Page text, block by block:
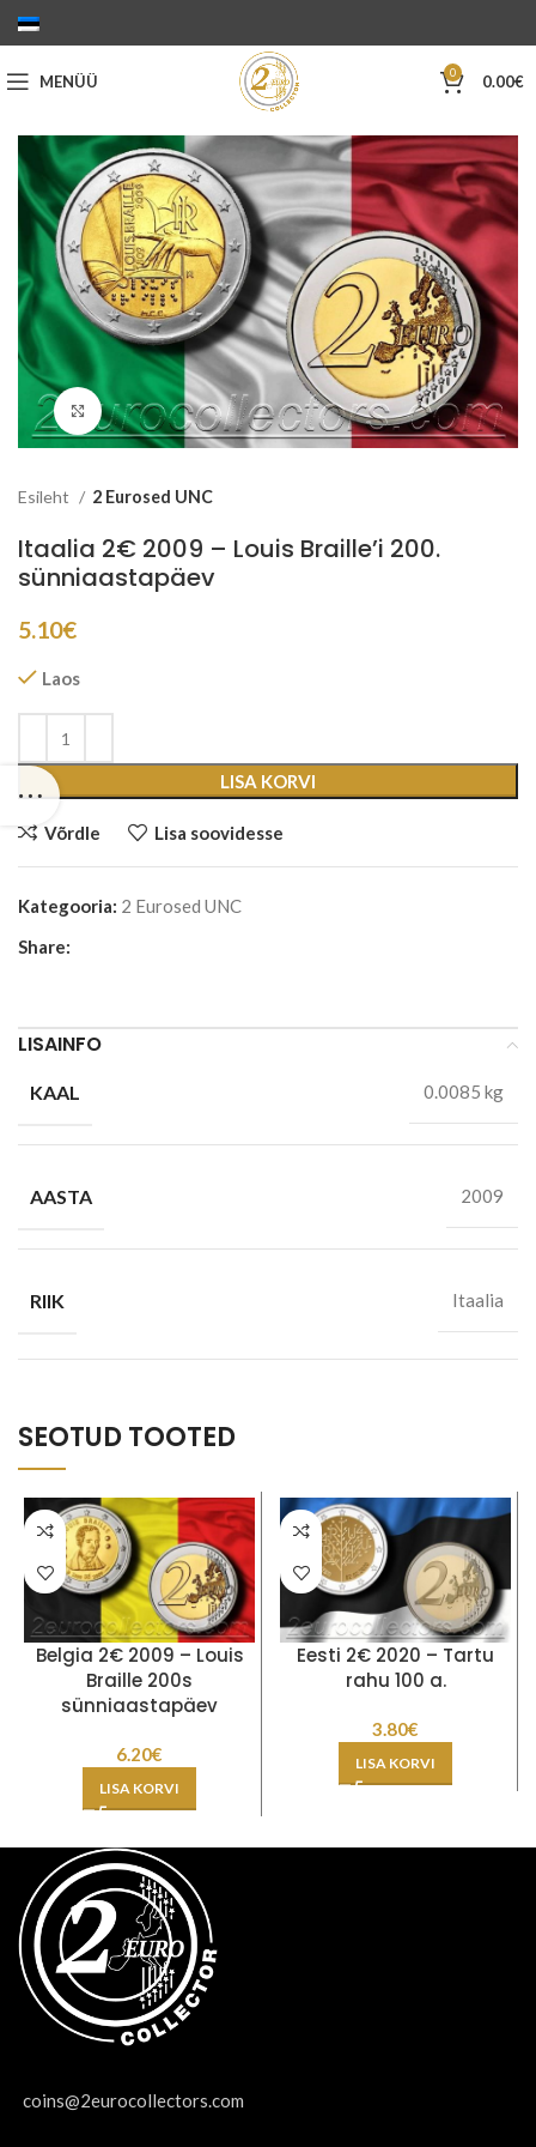
MENÜÜ 0 0.00€
Suurenda
Esileht 2 Eurosed UNC
Itaalia 2€ 2009 – Louis Braille’i 200.
sünniaastapäev
5.10€
Laos
LISA KORVI
Võrdle Lisa soovidesse
Kategooria: 2 Eurosed UNC
Share:
LISAINFO
KAAL 0.0085 kg
AASTA 2009
RIIK Itaalia
SEOTUD TOOTED
Belgia 2€ 2009 – Louis
Braille 200s
sünniaastapäev
6.20€
LISA KORVI
Eesti 2€ 2020 – Tartu
rahu 100 a.
3.80€
LISA KORVI
coins@2eurocollectors.com